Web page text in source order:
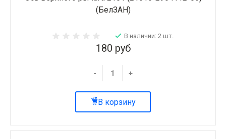
(БелЗАН)
В наличии: 2 шт.
180 руб
- +
В корзину